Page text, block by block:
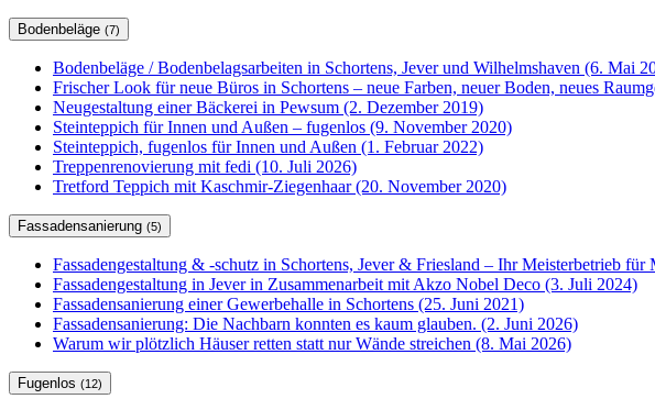
Bodenbeläge (7)
Bodenbeläge / Bodenbelagsarbeiten in Schortens, Jever und Wilhelmshaven (6. Mai
Frischer Look für neue Büros in Schortens – neue Farben, neuer Boden, neues
Neugestaltung einer Bäckerei in Pewsum (2. Dezember 2019)
Steinteppich für Innen und Außen – fugenlos (9. November 2020)
Steinteppich, fugenlos für Innen und Außen (1. Februar 2022)
Treppenrenovierung mit fedi (10. Juli 2026)
Tretford Teppich mit Kaschmir-Ziegenhaar (20. November 2020)
Fassadensanierung (5)
Fassadengestaltung & -schutz in Schortens, Jever & Friesland – Ihr Meisterbetrieb
Fassadengestaltung in Jever in Zusammenarbeit mit Akzo Nobel Deco (3. Juli 2024)
Fassadensanierung einer Gewerbehalle in Schortens (25. Juni 2021)
Fassadensanierung: Die Nachbarn konnten es kaum glauben. (2. Juni 2026)
Warum wir plötzlich Häuser retten statt nur Wände streichen (8. Mai 2026)
Fugenlos (12)